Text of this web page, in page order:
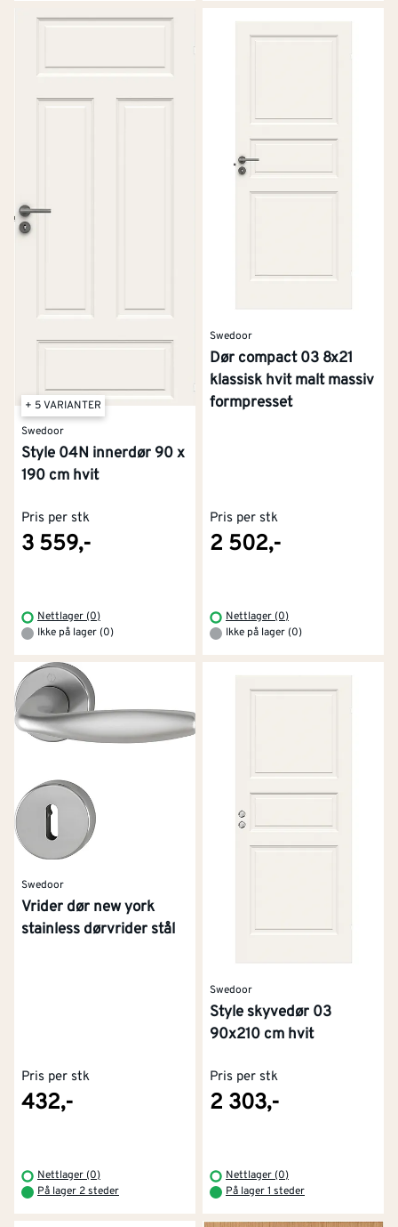
+ 5 VARIANTER
Swedoor
Style 04N innerdør 90 x
190 cm hvit
Pris per stk
3 559,-
Nettlager (0)
Ikke på lager (0)
Swedoor
Dør compact 03 8x21
klassisk hvit malt massiv
formpresset
Pris per stk
2 502,-
Nettlager (0)
Ikke på lager (0)
Swedoor
Vrider dør new york
stainless dørvrider stål
Pris per stk
432,-
Nettlager (0)
På lager 2 steder
Swedoor
Style skyvedør 03
90x210 cm hvit
Pris per stk
2 303,-
Nettlager (0)
På lager 1 steder